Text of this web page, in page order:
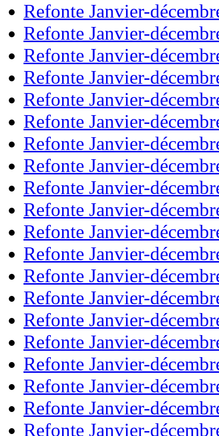
Refonte Janvier-
Refonte Janvier-
Refonte Janvier-
Refonte Janvier-
Refonte Janvier-
Refonte Janvier-
Refonte Janvier-
Refonte Janvier-
Refonte Janvier-
Refonte Janvier-
Refonte Janvier-
Refonte Janvier-
Refonte Janvier-
Refonte Janvier-
Refonte Janvier-
Refonte Janvier-
Refonte Janvier-
Refonte Janvier-
Refonte Janvier-
Refonte Janvier-